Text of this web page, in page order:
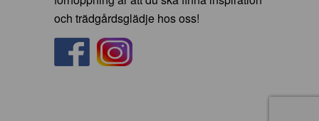
och trädgårdsglädje hos oss!